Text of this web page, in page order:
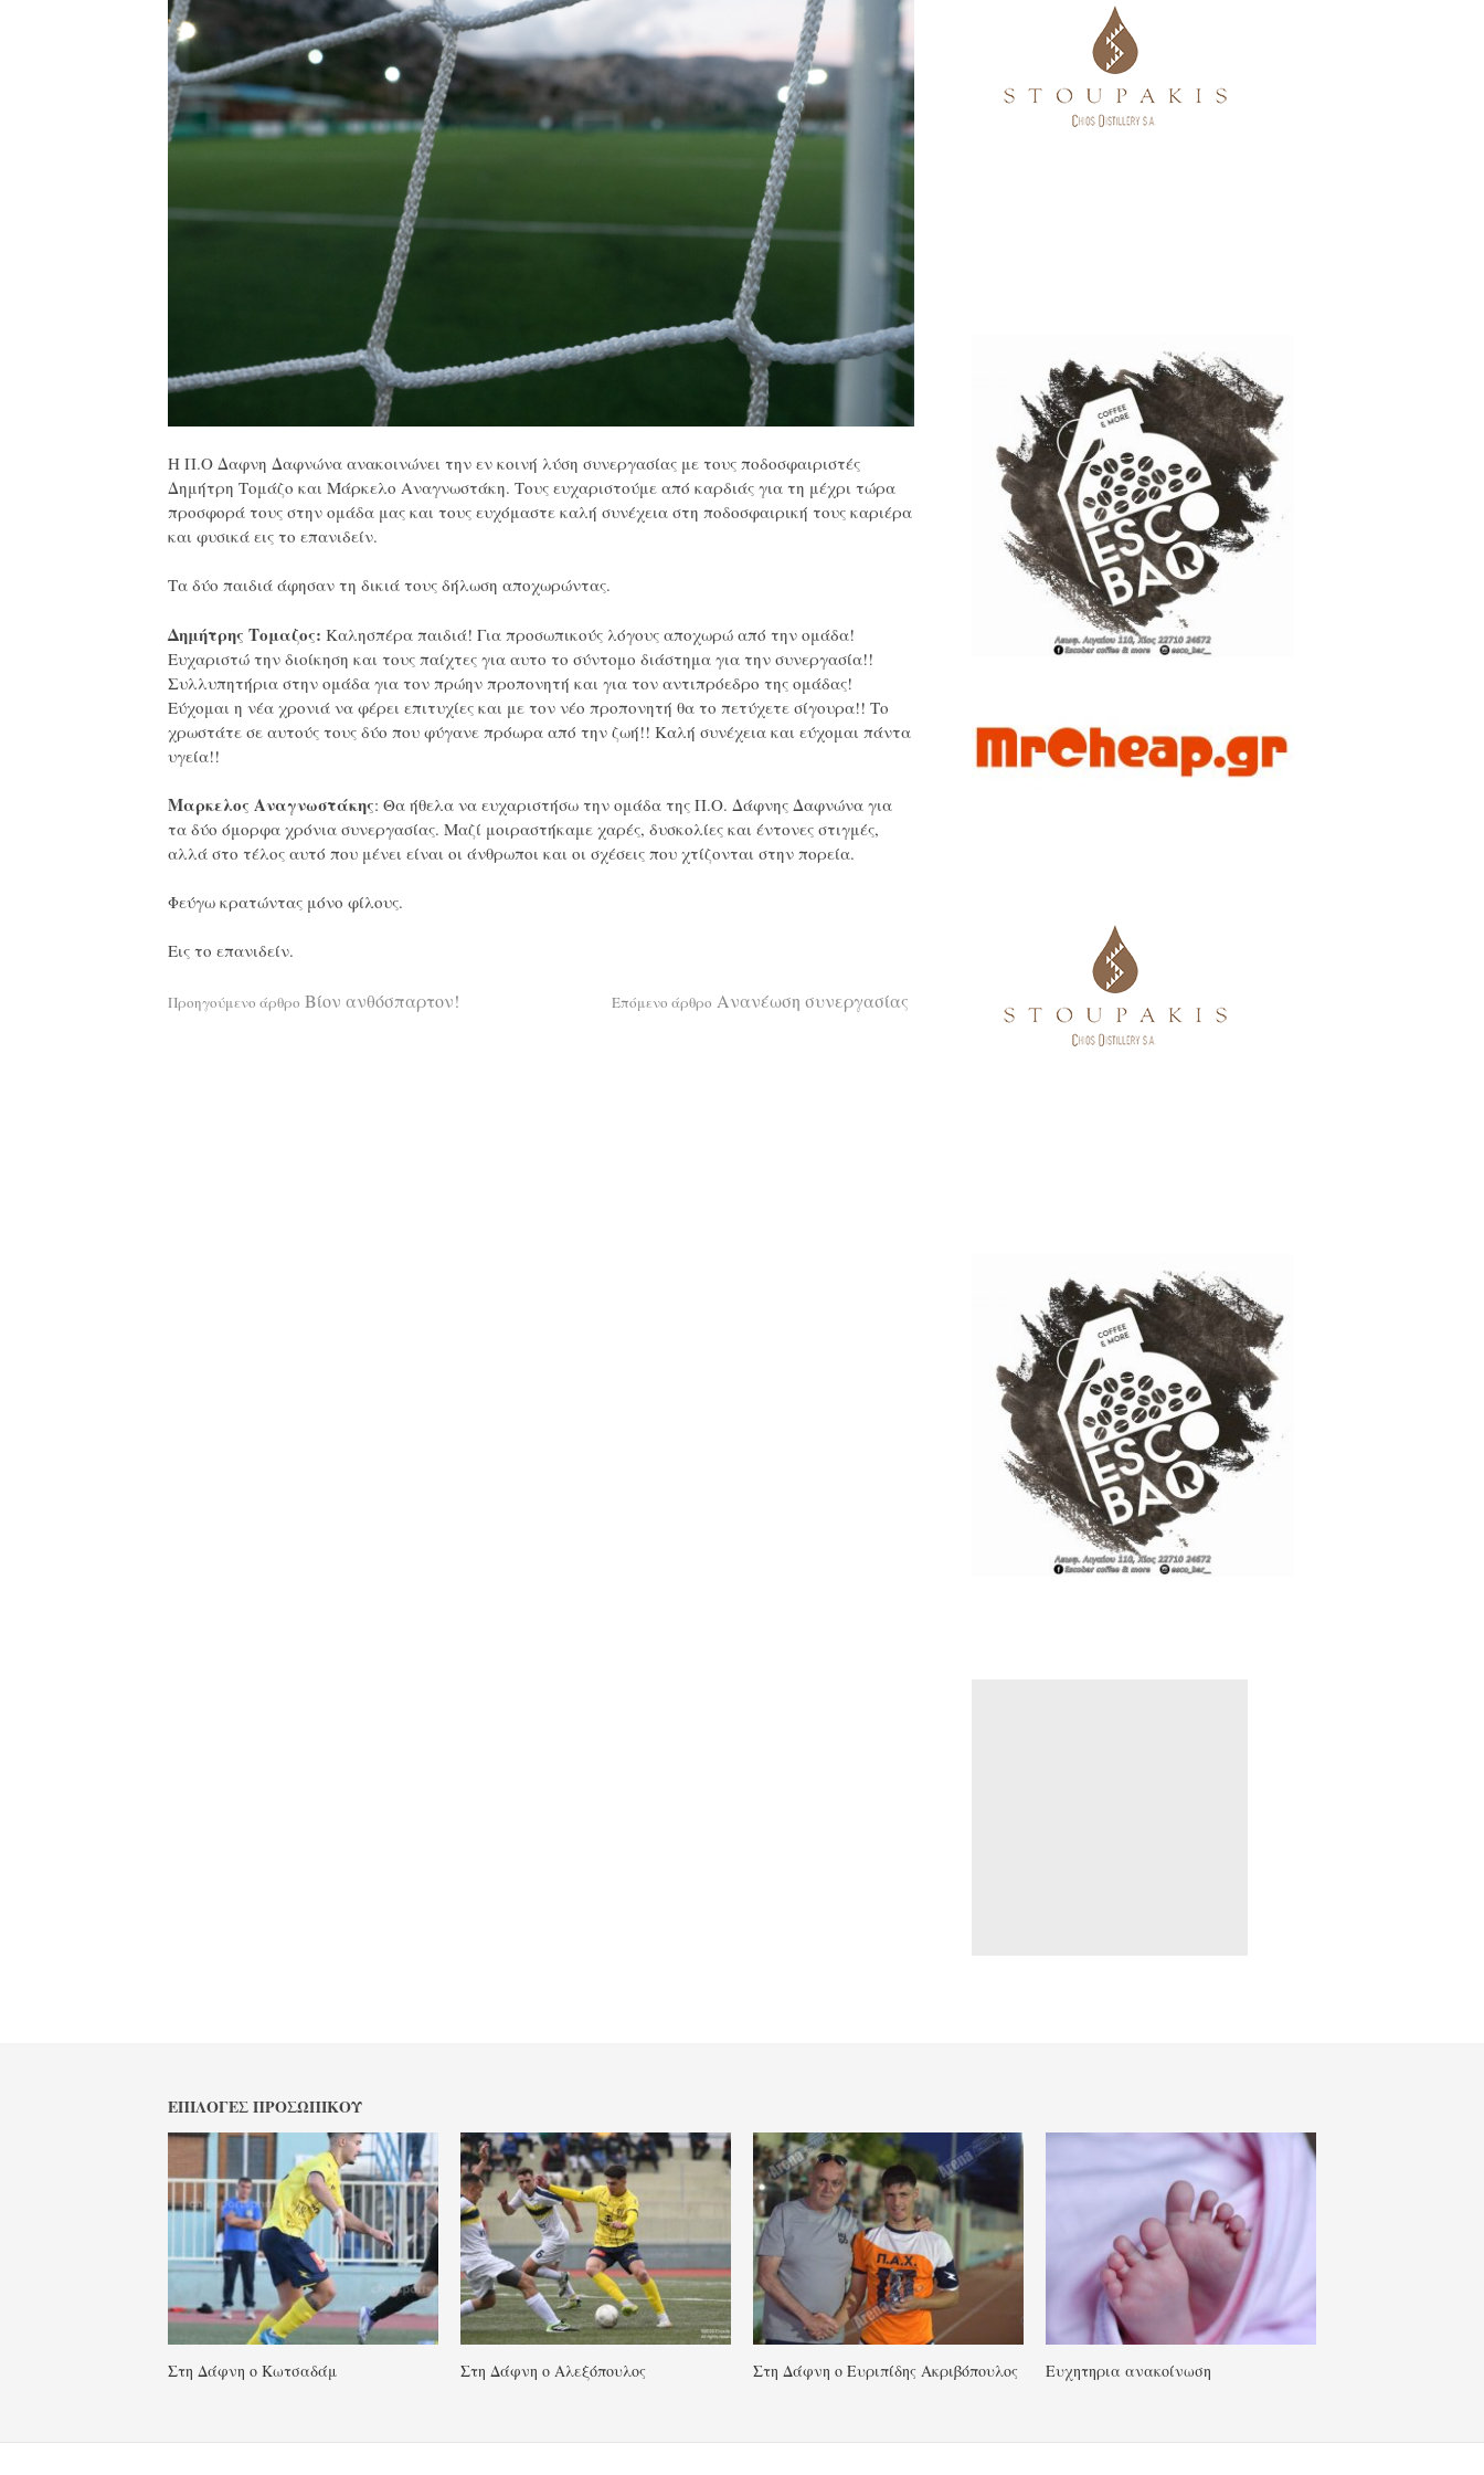
Η Π.Ο Δαφνη Δαφνώνα ανακοινώνει την εν κοινή λύση συνεργασίας με τους ποδοσφαιριστές
Δημήτρη Τομάζο και Μάρκελο Αναγνωστάκη. Τους ευχαριστούμε από καρδιάς για τη μέχρι τώρα
προσφορά τους στην ομάδα μας και τους ευχόμαστε καλή συνέχεια στη ποδοσφαιρική τους καριέρα
και φυσικά εις το επανιδείν.
Τα δύο παιδιά άφησαν τη δικιά τους δήλωση αποχωρώντας.
Δημήτρης Τομαζος: Καλησπέρα παιδιά! Για προσωπικούς λόγους αποχωρώ από την ομάδα!
Ευχαριστώ την διοίκηση και τους παίχτες για αυτο το σύντομο διάστημα για την συνεργασία!!
Συλλυπητήρια στην ομάδα για τον πρώην προπονητή και για τον αντιπρόεδρο της ομάδας!
Εύχομαι η νέα χρονιά να φέρει επιτυχίες και με τον νέο προπονητή θα το πετύχετε σίγουρα!! Το
χρωστάτε σε αυτούς τους δύο που φύγανε πρόωρα από την ζωή!! Καλή συνέχεια και εύχομαι πάντα
υγεία!!
Μαρκελος Αναγνωστάκης: Θα ήθελα να ευχαριστήσω την ομάδα της Π.Ο. Δάφνης Δαφνώνα για
τα δύο όμορφα χρόνια συνεργασίας. Μαζί μοιραστήκαμε χαρές, δυσκολίες και έντονες στιγμές,
αλλά στο τέλος αυτό που μένει είναι οι άνθρωποι και οι σχέσεις που χτίζονται στην πορεία.
Φεύγω κρατώντας μόνο φίλους.
Εις το επανιδείν.
Διαβάστε
Προηγούμενο άρθρο Βίον ανθόσπαρτον! Επόμενο άρθρο Ανανέωση συνεργασίας
ΕΠΙΛΟΓΈΣ ΠΡΟΣΩΠΙΚΟΎ
Στη Δάφνη ο Κωτσαδάμ Στη Δάφνη ο Αλεξόπουλος Στη Δάφνη ο Ευριπίδης Ακριβόπουλος Ευχητηρια ανακοίνωση